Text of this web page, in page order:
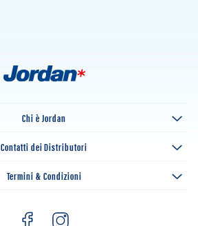
Chi è Jordan
Contatti dei Distributori
Termini & Condizioni